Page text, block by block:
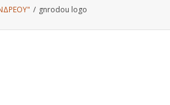
/ gnrodou logo